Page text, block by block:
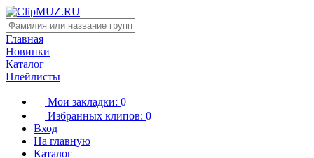
Главная
Новинки
Каталог
Плейлисты
Мои закладки: 0
Избранных клипов: 0
Вход
На главную
Каталог